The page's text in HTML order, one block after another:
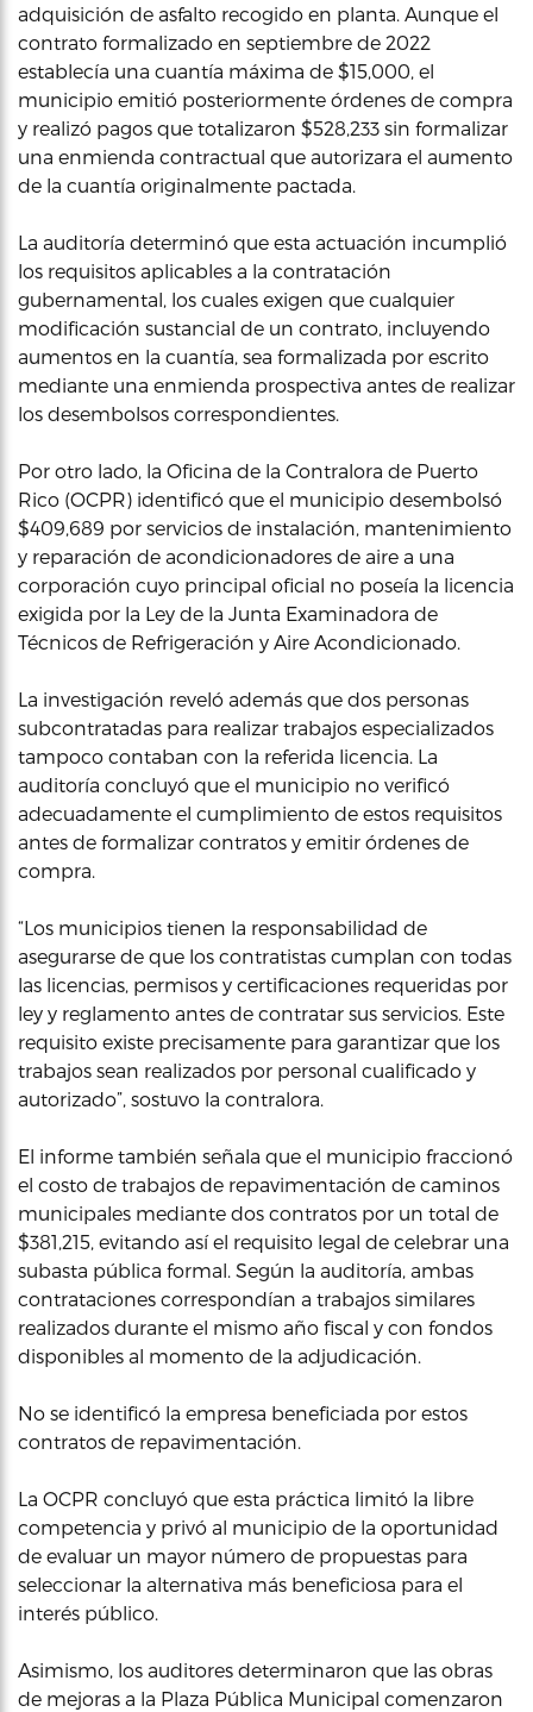
adquisición de asfalto recogido en planta. Aunque el
contrato formalizado en septiembre de 2022
establecía una cuantía máxima de $15,000, el
municipio emitió posteriormente órdenes de compra
y realizó pagos que totalizaron $528,233 sin formalizar
una enmienda contractual que autorizara el aumento
de la cuantía originalmente pactada.
La auditoría determinó que esta actuación incumplió
los requisitos aplicables a la contratación
gubernamental, los cuales exigen que cualquier
modificación sustancial de un contrato, incluyendo
aumentos en la cuantía, sea formalizada por escrito
mediante una enmienda prospectiva antes de realizar
los desembolsos correspondientes.
Por otro lado, la Oficina de la Contralora de Puerto
Rico (OCPR) identificó que el municipio desembolsó
$409,689 por servicios de instalación, mantenimiento
y reparación de acondicionadores de aire a una
corporación cuyo principal oficial no poseía la licencia
exigida por la Ley de la Junta Examinadora de
Técnicos de Refrigeración y Aire Acondicionado.
La investigación reveló además que dos personas
subcontratadas para realizar trabajos especializados
tampoco contaban con la referida licencia. La
auditoría concluyó que el municipio no verificó
adecuadamente el cumplimiento de estos requisitos
antes de formalizar contratos y emitir órdenes de
compra.
“Los municipios tienen la responsabilidad de
asegurarse de que los contratistas cumplan con todas
las licencias, permisos y certificaciones requeridas por
ley y reglamento antes de contratar sus servicios. Este
requisito existe precisamente para garantizar que los
trabajos sean realizados por personal cualificado y
autorizado”, sostuvo la contralora.
El informe también señala que el municipio fraccionó
el costo de trabajos de repavimentación de caminos
municipales mediante dos contratos por un total de
$381,215, evitando así el requisito legal de celebrar una
subasta pública formal. Según la auditoría, ambas
contrataciones correspondían a trabajos similares
realizados durante el mismo año fiscal y con fondos
disponibles al momento de la adjudicación.
No se identificó la empresa beneficiada por estos
contratos de repavimentación.
La OCPR concluyó que esta práctica limitó la libre
competencia y privó al municipio de la oportunidad
de evaluar un mayor número de propuestas para
seleccionar la alternativa más beneficiosa para el
interés público.
Asimismo, los auditores determinaron que las obras
de mejoras a la Plaza Pública Municipal comenzaron